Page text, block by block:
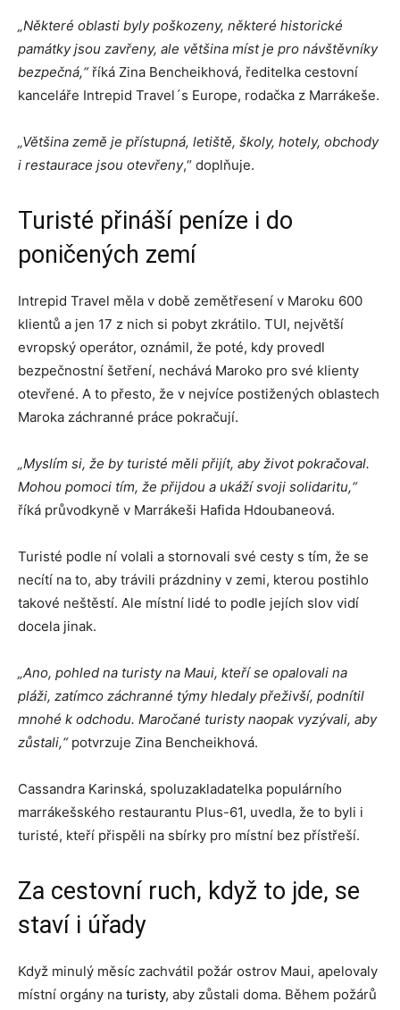
„Některé oblasti byly poškozeny, některé historické
památky jsou zavřeny, ale většina míst je pro návštěvníky
bezpečná,“říká Zina Bencheikhová, ředitelka cestovní
kanceláře Intrepid Travel´s Europe, rodačka z Marrákeše.
„Většina země je přístupná, letiště, školy, hotely, obchody
i restaurace jsou otevřeny,“ doplňuje.
Turisté přináší peníze i do
poničených zemí
Intrepid Travel měla v době zemětřesení v Maroku 600
klientů a jen 17 z nich si pobyt zkrátilo. TUI, největší
evropský operátor, oznámil, že poté, kdy provedl
bezpečnostní šetření, nechává Maroko pro své klienty
otevřené. A to přesto, že v nejvíce postižených oblastech
Maroka záchranné práce pokračují.
„Myslím si, že by turisté měli přijít, aby život pokračoval.
Mohou pomoci tím, že přijdou a ukáží svoji solidaritu,“
říká průvodkyně v Marrákeši Hafida Hdoubaneová.
Turisté podle ní volali a stornovali své cesty s tím, že se
necítí na to, aby trávili prázdniny v zemi, kterou postihlo
takové neštěstí. Ale místní lidé to podle jejích slov vidí
docela jinak.
„Ano, pohled na turisty na Maui, kteří se opalovali na
pláži, zatímco záchranné týmy hledaly přeživší, podnítil
mnohé k odchodu. Maročané turisty naopak vyzývali, aby
zůstali,“potvrzuje Zina Bencheikhová.
Cassandra Karinská, spoluzakladatelka populárního
marrákešského restaurantu Plus-61, uvedla, že to byli i
turisté, kteří přispěli na sbírky pro místní bez přístřeší.
Za cestovní ruch, když to jde, se
staví i úřady
Když minulý měsíc zachvátil požár ostrov Maui, apelovaly
místní orgány na turisty, aby zůstali doma. Během požárů